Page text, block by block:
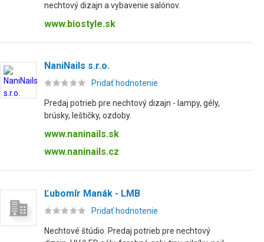
nechtový dizajn a vybavenie salónov.
www.biostyle.sk
NaniNails s.r.o.
Pridať hodnotenie
Predaj potrieb pre nechtový dizajn - lampy, gély,
brúsky, leštičky, ozdoby.
www.naninails.sk
www.naninails.cz
Ľubomír Manák - LMB
Pridať hodnotenie
Nechtové štúdio. Predaj potrieb pre nechtový